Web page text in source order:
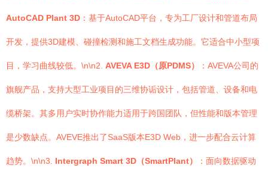
AutoCAD Plant 3D ：基于AutoCAD平台，专为工厂设计和管道布局
开发，提供3D建模、碰撞检测和施工文档生成功能。它适合中小型项
目，学习曲线较低。\n\n2. AVEVA E3D（原PDMS） ：AVEVA公司的
旗舰产品，支持大型工业项目的三维协诟设计，包括管道、设备和电
缆桥架。其多用户实时协作能力适用于跨国团队，但性能和版本管理
是少数缺点。AVEVE推出了SaaS版本E3D Web，进一步配合云计算
趋势。\n\n3. Intergraph Smart 3D（SmartPlant） ：面向数据驱动